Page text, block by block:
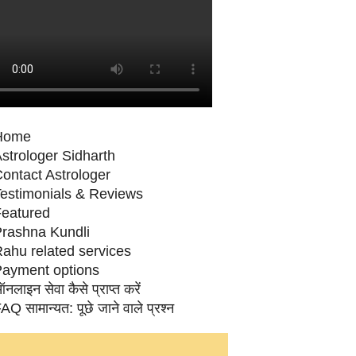
Sidharth
Astrologer
& Reviews
Kundli
related services
options
सेवा कैसे प्राप्‍त करें
सामान्‍यत: पूछे जाने वाले प्रश्‍न